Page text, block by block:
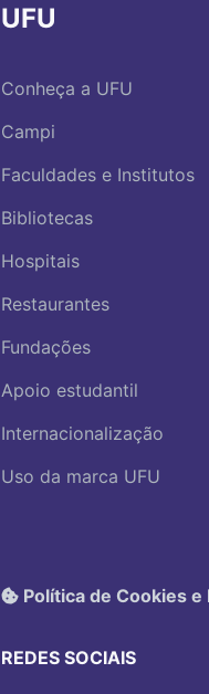
UFU
Conheça a UFU
Campi
Faculdades e Institutos
Bibliotecas
Hospitais
Restaurantes
Fundações
Apoio estudantil
Internacionalização
Uso da marca UFU
Política de Cookies
REDES SOCIAIS